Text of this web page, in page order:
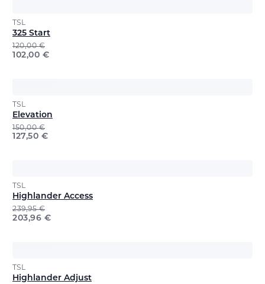
TSL
325 Start
120,00€
102,00 €
TSL
Elevation
150,00€
127,50 €
TSL
Highlander Access
239,95€
203,96 €
TSL
Highlander Adjust